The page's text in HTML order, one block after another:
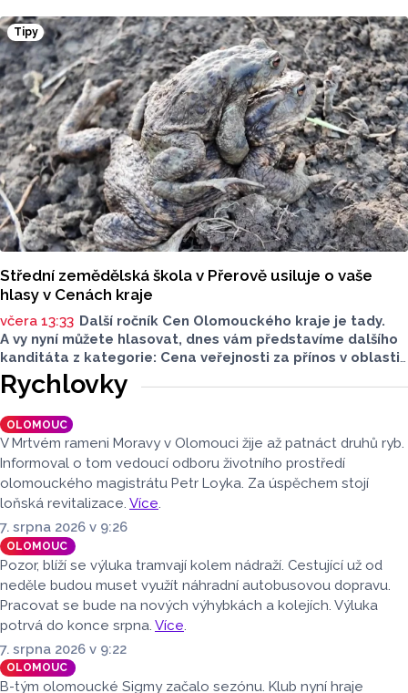
v Amfiteátru Mikulov. Jako speciální host se představí
pražská skupina Precedens.
Tipy
Střední zemědělská škola v Přerově usiluje o vaše
hlasy v Cenách kraje
včera 13:33 Další ročník Cen Olomouckého kraje je tady.
A vy nyní můžete hlasovat, dnes vám představíme dalšího
kanditáta z kategorie: Cena veřejnosti za přínos v oblasti
životního prostředí. Toto je Střední zemědělská škola
v Přerově, která má nominaci v kategorii: Významný počin
v ochraně životního prostředí - právnická osoba.
Rychlovky
OLOMOUC
V Mrtvém rameni Moravy v Olomouci žije až patnáct druhů ryb.
Informoval o tom vedoucí odboru životního prostředí
olomouckého magistrátu Petr Loyka. Za úspěchem stojí
loňská revitalizace. Více.
7. srpna 2026 v 9:26
OLOMOUC
Pozor, blíží se výluka tramvají kolem nádraží. Cestující už od
neděle budou muset využít náhradní autobusovou dopravu.
Pracovat se bude na nových výhybkách a kolejích. Výluka
potrvá do konce srpna. Více
7. srpna 2026 v 9:22
OLOMOUC
B-tým olomoucké Sigmy začalo sezónu. Klub nyní hraje